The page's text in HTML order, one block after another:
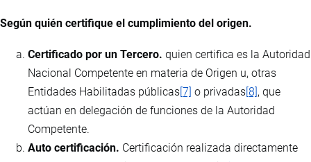
Según quién certifique el cumplimiento del origen.
Certificado por un Tercero. quien certifica es la Autoridad
Nacional Competente en materia de Origen u, otras
Entidades Habilitadas públicas [7] o privadas [8] , que
actúan en delegación de funciones de la Autoridad
Competente.
Auto certificación. Certificación realizada directamente